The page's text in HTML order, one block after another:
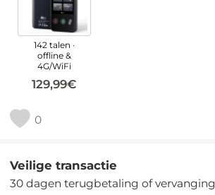
142 talen ·
offline &
4G/WiFi
129,99€
0
Veilige transactie
30 dagen terugbetaling of vervanging